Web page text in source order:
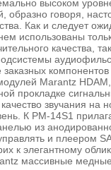
высоком
образно говоря,
Как и следует
использованы
качества,
заказных
Marantz
прокладке
звучания на
К PM-14S1
из
и плеером
к элегантному
массивные